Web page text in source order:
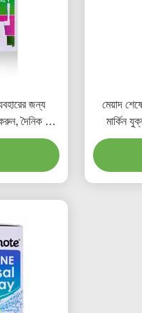
জন্য
দৈনিক নাক
জন্য নেজাল
মেয়াদ
মার্কিন
স্যালিন